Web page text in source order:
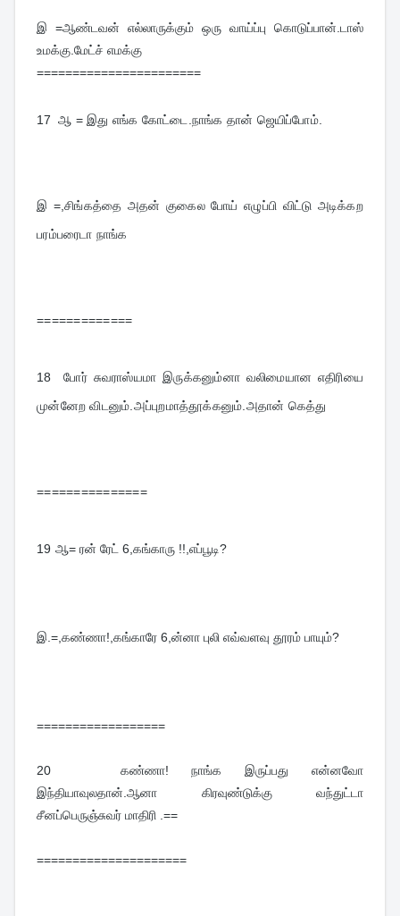
இ =ஆண்டவன் எல்லாருக்கும் ஒரு வாய்ப்பு கொடுப்பான்.டாஸ்
உமக்கு.மேட்ச் எமக்கு
=======================
17 ஆ = இது எங்க கோட்டை.நாங்க தான் ஜெயிப்போம்.
இ =,சிங்கத்தை அதன் குகைல போய் எழுப்பி விட்டு அடிக்கற
பரம்பரைடா நாங்க
=============
18 போர் சுவராஸ்யமா இருக்கனும்னா வலிமையான எதிரியை
முன்னேற விடனும்.அப்புறமாத்தூக்கனும். அதான் கெத்து
===============
19 ஆ= ரன் ரேட் 6,கங்காரு !!,எப்பூடி?
இ.=,கண்ணா!,கங்காரே 6,ன்னா புலி எவ்வளவு தூரம் பாயும்?
==================
20 கண்ணா! நாங்க இருப்பது என்னவோ
இந்தியாவுலதான்.ஆனா கிரவுண்டுக்கு வந்துட்டா
சீனப்பெருஞ்சுவர் மாதிரி .==
=====================